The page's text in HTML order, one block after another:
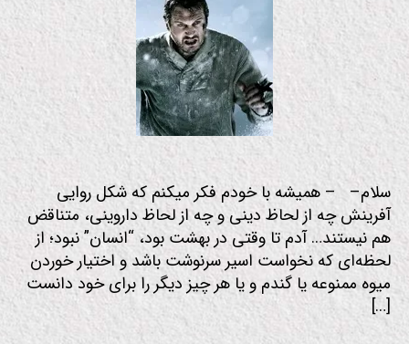
م
ق
تو
بگذرد
سلام– – همیشه با خودم فکر میکنم که شکل روایی
آفرینش چه از لحاظ دینی و چه از لحاظ داروینی، متناقض
هم نیستند… آدم تا وقتی در بهشت بود، “انسان” نبود؛ از
لحظه‌ای که نخواست اسیر سرنوشت باشد و اختیار خوردن
میوه ممنوعه یا گندم و یا هر چیز دیگر را برای خود دانست
[…]